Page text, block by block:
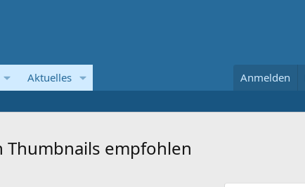
Aktuelles Anmelden
empfohlen